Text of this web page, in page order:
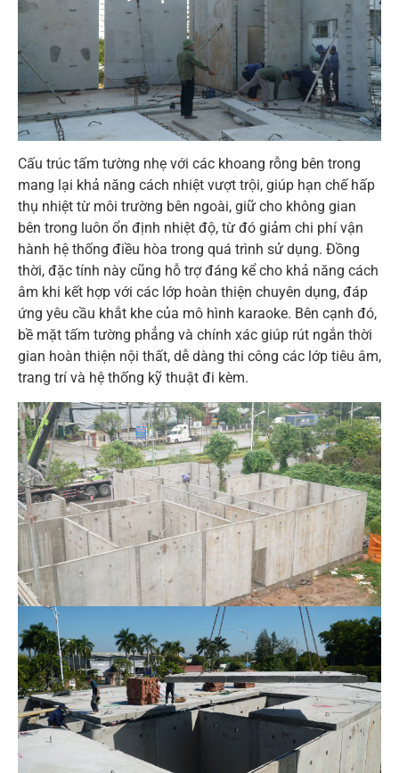
Cấu trúc tấm tường nhẹ với các khoang rỗng bên trong
mang lại khả năng cách nhiệt vượt trội, giúp hạn chế hấp
thụ nhiệt từ môi trường bên ngoài, giữ cho không gian
bên trong luôn ổn định nhiệt độ, từ đó giảm chi phí vận
hành hệ thống điều hòa trong quá trình sử dụng. Đồng
thời, đặc tính này cũng hỗ trợ đáng kể cho khả năng cách
âm khi kết hợp với các lớp hoàn thiện chuyên dụng, đáp
ứng yêu cầu khắt khe của mô hình karaoke. Bên cạnh đó,
bề mặt tấm tường phẳng và chính xác giúp rút ngắn thời
gian hoàn thiện nội thất, dễ dàng thi công các lớp tiêu âm,
trang trí và hệ thống kỹ thuật đi kèm.